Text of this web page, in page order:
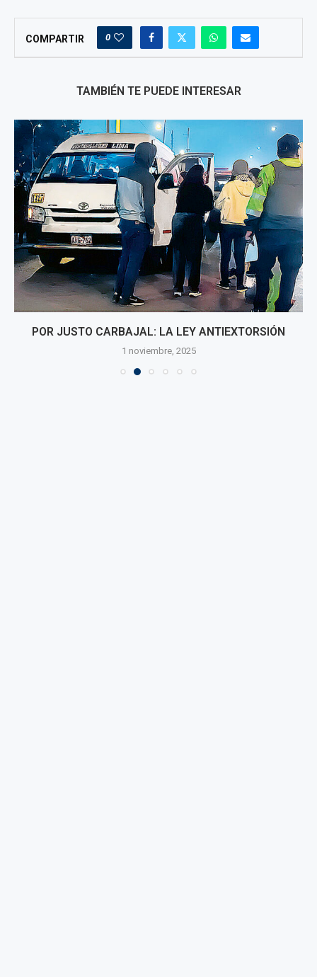
COMPARTIR 0
TAMBIÉN TE PUEDE INTERESAR
POR JUSTO CARBAJAL: LA LEY ANTIEXTORSIÓN
1 noviembre, 2025